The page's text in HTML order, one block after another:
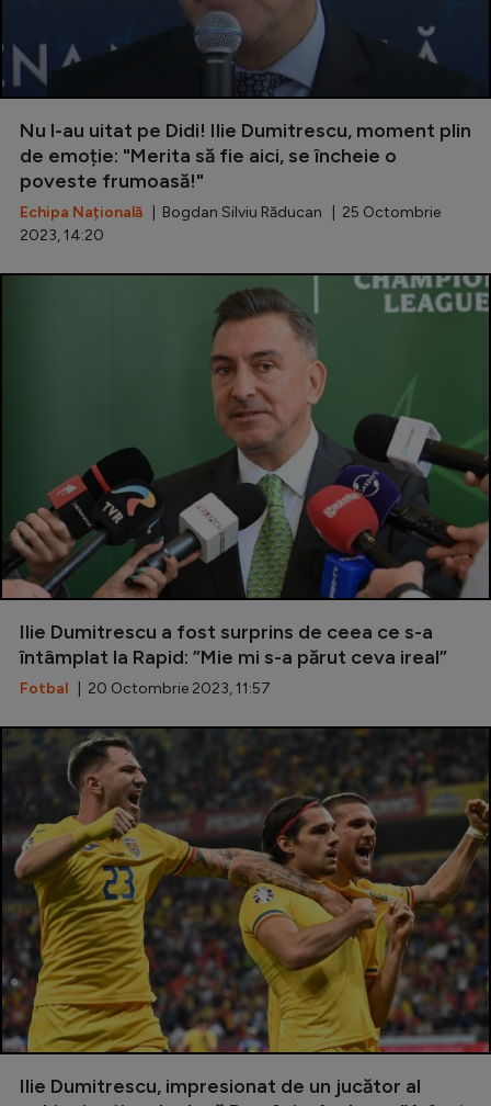
Nu l-au uitat pe Didi! Ilie Dumitrescu, moment plin
de emoție: "Merita să fie aici, se încheie o
poveste frumoasă!"
Echipa Națională | Bogdan Silviu Răducan | 25 Octombrie
2023, 14:20
Ilie Dumitrescu a fost surprins de ceea ce s-a
întâmplat la Rapid: ”Mie mi s-a părut ceva ireal”
Fotbal | 20 Octombrie 2023, 11:57
Ilie Dumitrescu, impresionat de un jucător al